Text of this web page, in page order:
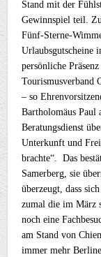
Stand mit der
Gewinnspiel teil.
Fünf-Sterne-
Urlaubsgutscheine
persönliche
Tourismusverband
– so
Bartholomäus Paul
Beratungsdienst
Unterkunft und
brachte“. Das
Samerberg, sie
überzeugt, dass
zumal die im März
noch eine
am Stand von
immer mehr